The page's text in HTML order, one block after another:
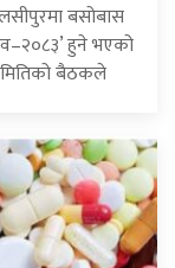
बसोबास
हुने भएको
बैठकले